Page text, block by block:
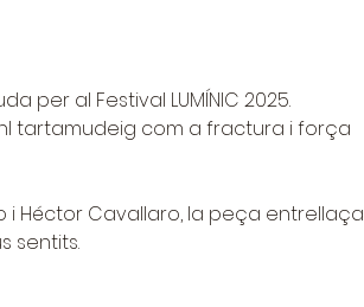
per al Festival LUMÍNIC 2025.
tartamudeig com a fractura i força
i Héctor Cavallaro, la peça entrellaça
sentits.